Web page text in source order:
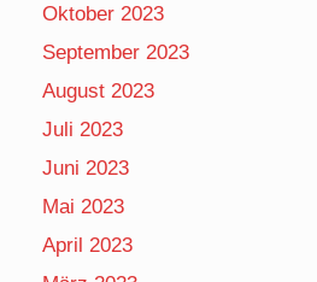
Oktober 2023
September 2023
August 2023
Juli 2023
Juni 2023
Mai 2023
April 2023